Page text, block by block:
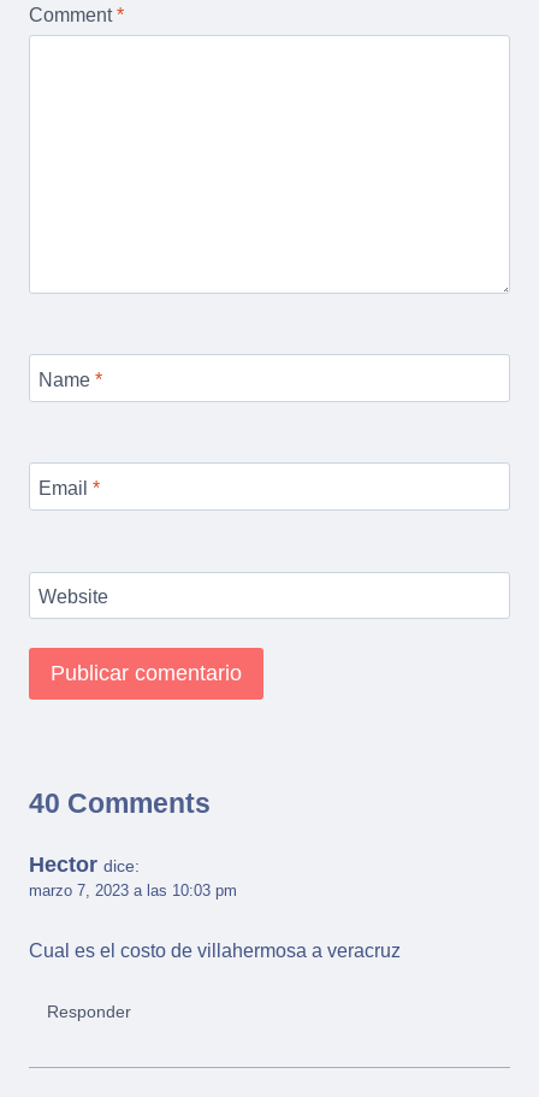
Comment*
Name *
Email *
Website
40 Comments
Hector dice:
marzo 7, 2023 a las 10:03 pm
Cual es el costo de villahermosa a veracruz
Responder